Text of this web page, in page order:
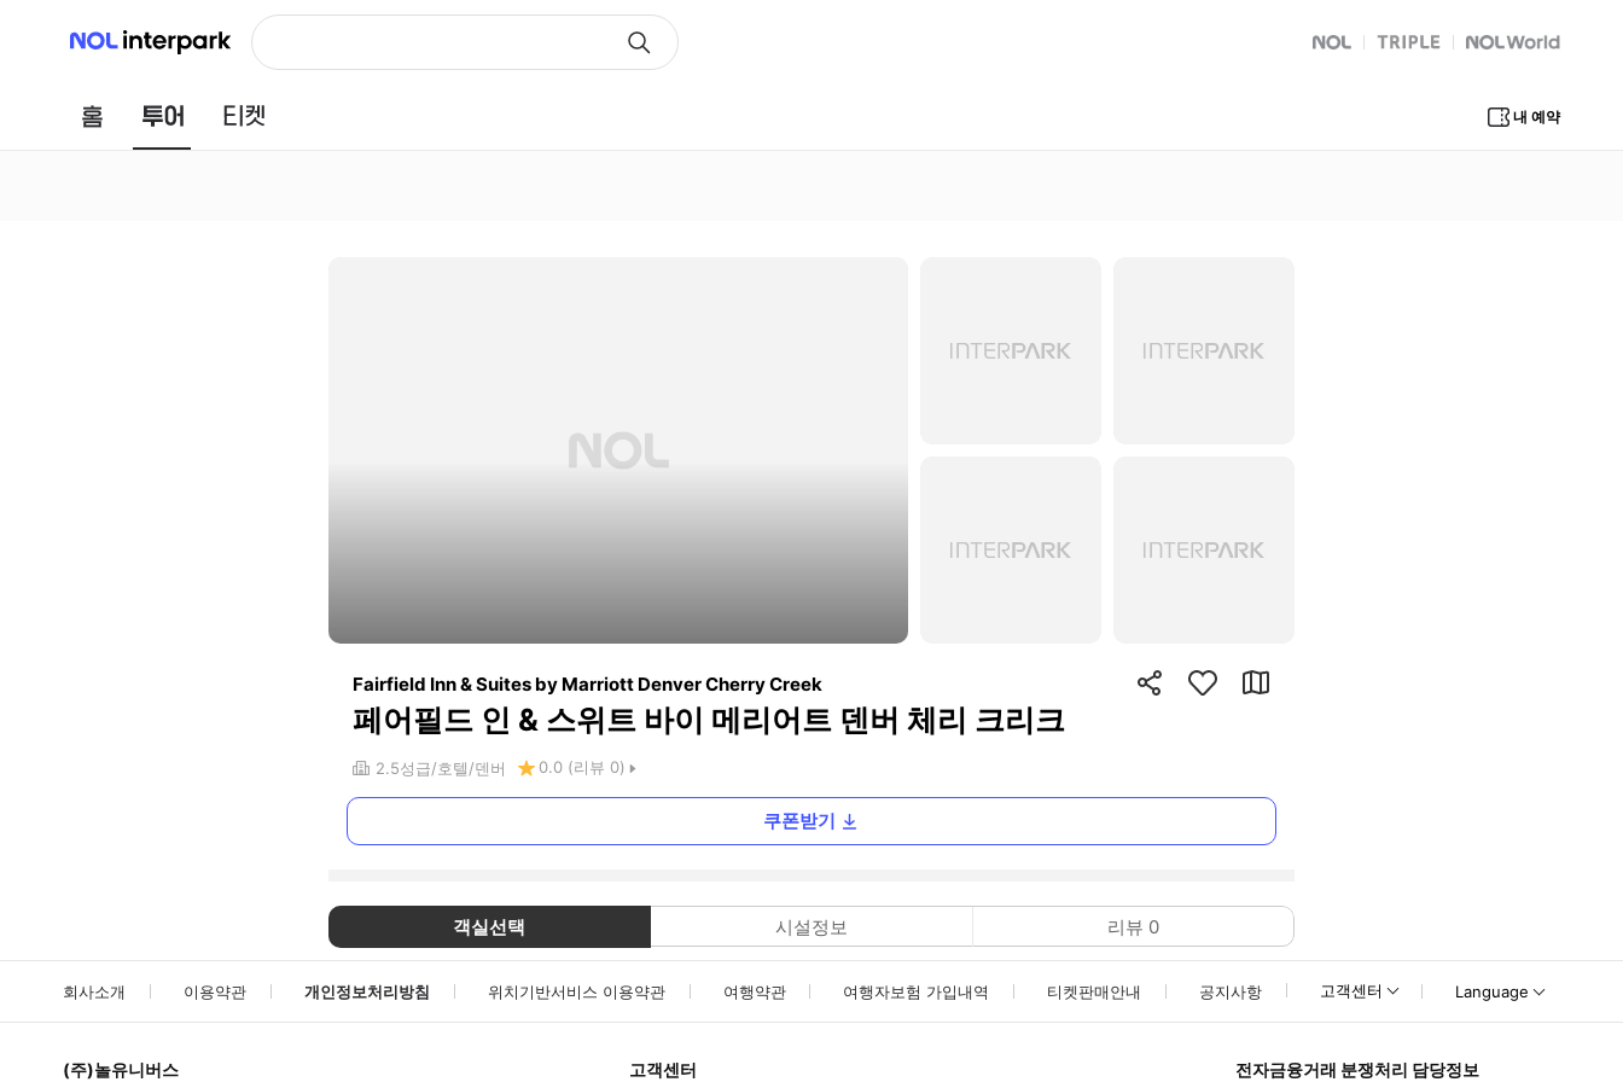
NOL 인터파크
NOL
트리플 Global Interpark
홈 투어 내 예약
Fairfield Inn & Suites by Marriott Denver Cherry Creek
페어필드 인 & 스위트 바이 메리어트 덴버 체리 크리크
2.5성급 호텔 덴버 0.0 (리뷰 0)
쿠폰받기
객실선택 시설정보 리뷰 0
회사소개 이용약관 개인정보처리방침 위치기반서비스 이용약관 여행약관 여행자보험 가입내역 티켓판매안내 공지사항 고객센터 Language
(주)놀유니버스 고객센터 전자금융거래 분쟁처리 담당정보